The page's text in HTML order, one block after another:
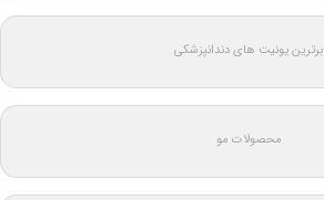
برترین یونیت های دندانپزشکی
محصولات مو